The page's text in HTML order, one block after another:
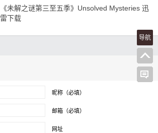
《未解之谜第三至五季》Unsolved Mysteries 迅
雷下载
昵称（必填）
邮箱（必填）
网址
导航